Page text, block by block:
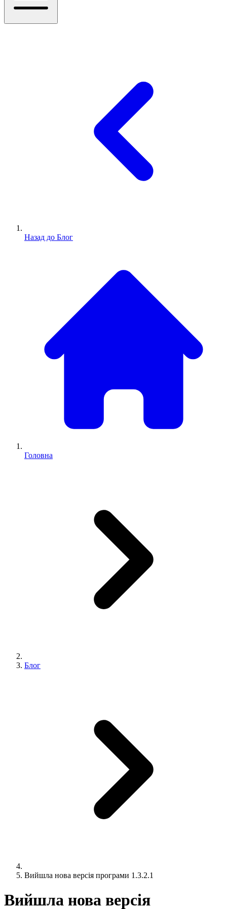
Назад до Блог
Головна
Блог
Вийшла нова версія програми 1.3.2.1
Вийшла нова версія